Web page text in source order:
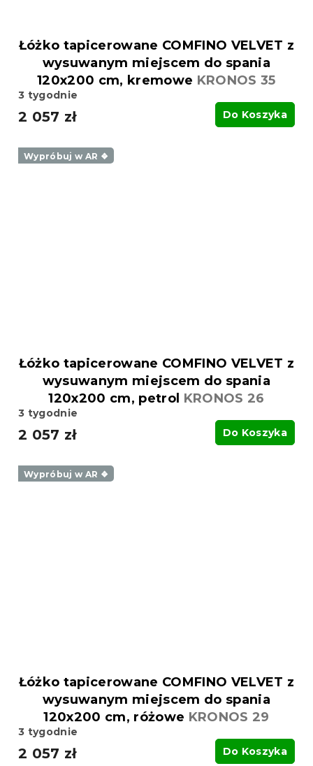
Łóżko tapicerowane COMFINO VELVET z
wysuwanym miejscem do spania
120x200 cm, kremowe KRONOS 35
3 tygodnie
2 057 zł Do Koszyka
Wypróbuj w AR ❖
Łóżko tapicerowane COMFINO VELVET z
wysuwanym miejscem do spania
120x200 cm, petrol KRONOS 26
3 tygodnie
2 057 zł Do Koszyka
Wypróbuj w AR ❖
Łóżko tapicerowane COMFINO VELVET z
wysuwanym miejscem do spania
120x200 cm, różowe KRONOS 29
3 tygodnie
2 057 zł Do Koszyka